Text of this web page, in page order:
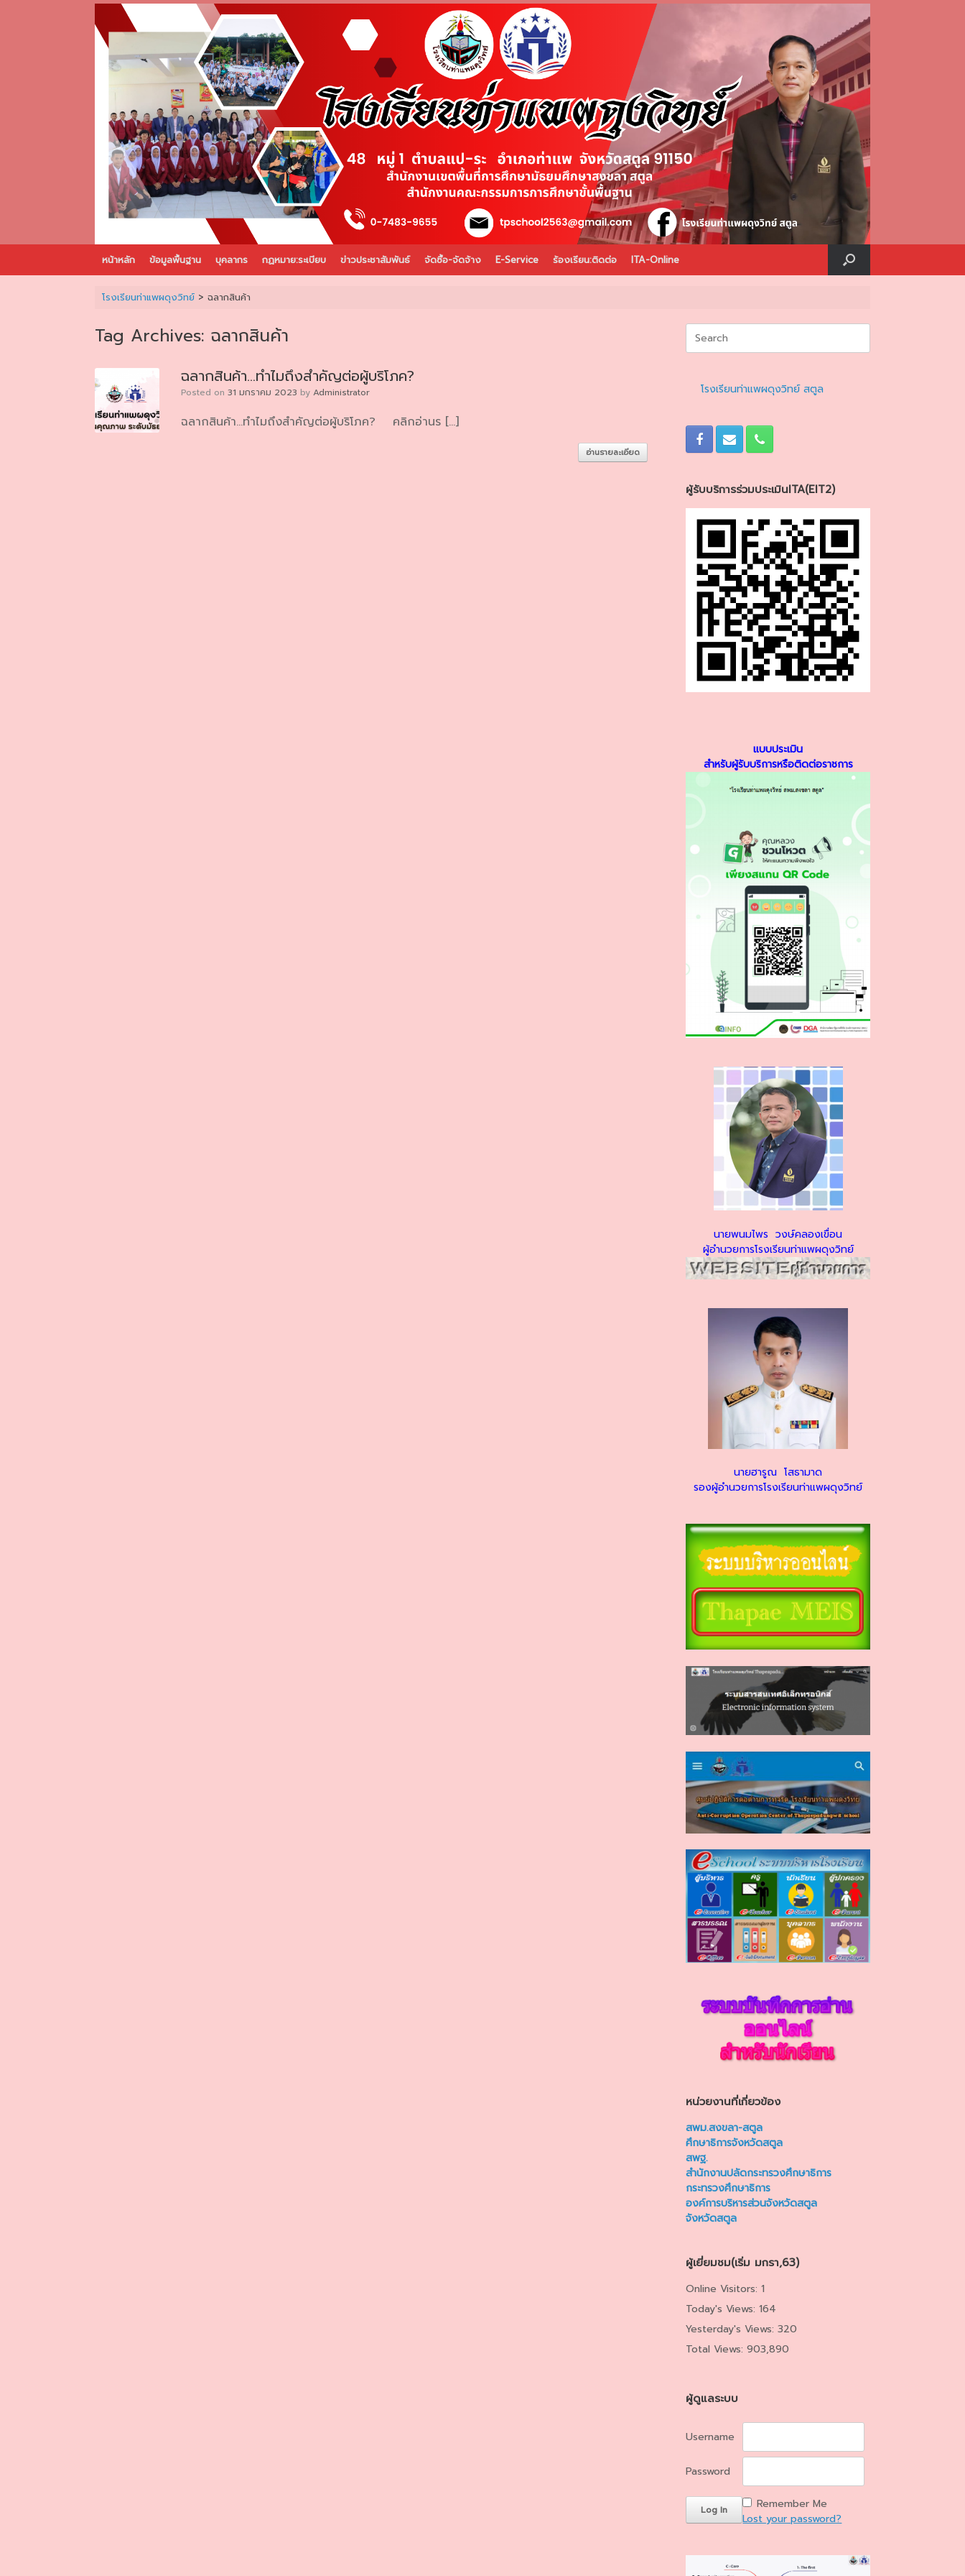
หน้าหลัก ข้อมูลพื้นฐาน บุคลากร กฏหมาย:ระเบียบ ข่าวประชาสัมพันธ์ จัดซื้อ-จัดจ้าง E-Service ร้องเรียน:ติดต่อ ITA-Online
โรงเรียนท่าแพผดุงวิทย์> ฉลากสินค้า
Tag Archives: ฉลากสินค้า
ฉลากสินค้า…ทำไมถึงสำคัญต่อผู้บริโภค?
Posted on31 มกราคม 2023 byAdministrator
ฉลากสินค้า…ทำไมถึงสำคัญต่อผู้บริโภค? คลิกอ่านร […]
อ่านรายละเอียด
Search
for:
โรงเรียนท่าแพผดุงวิทย์ สตูล
ผู้รับบริการร่วมประเมินITA(EIT2)
แบบประเมิน
สำหรับผู้รับบริการหรือติดต่อราชการ
นายพนมไพร วงษ์คลองเขื่อน
ผู้อำนวยการโรงเรียนท่าแพผดุงวิทย์
นายฮารูณ โสธามาด
รองผู้อำนวยการโรงเรียนท่าแพผดุงวิทย์
หน่วยงานที่เกี่ยวข้อง
สพม.สงขลา-สตูล
ศึกษาธิการจังหวัดสตูล
สพฐ.
สำนักงานปลัดกระทรวงศึกษาธิการ
กระทรวงศึกษาธิการ
องค์การบริหารส่วนจังหวัดสตูล
จังหวัดสตูล
ผู้เยี่ยมชม(เริ่ม มกรา,63)
Online Visitors:1
Today's Views:164
Yesterday's Views:320
Total Views:903,890
ผู้ดูแลระบบ
Username
Password
Remember Me
Lost your password?